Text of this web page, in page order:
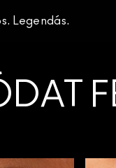
Legendás.